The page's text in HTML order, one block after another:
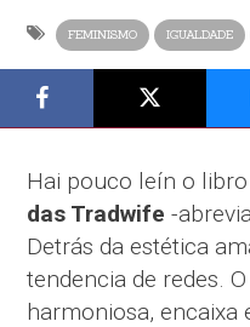
FEMINISMO IGUALDADE
Hai pouco leín o libro
das Tradwife -
Detrás da estética
tendencia de redes.
harmoniosa, encaixa